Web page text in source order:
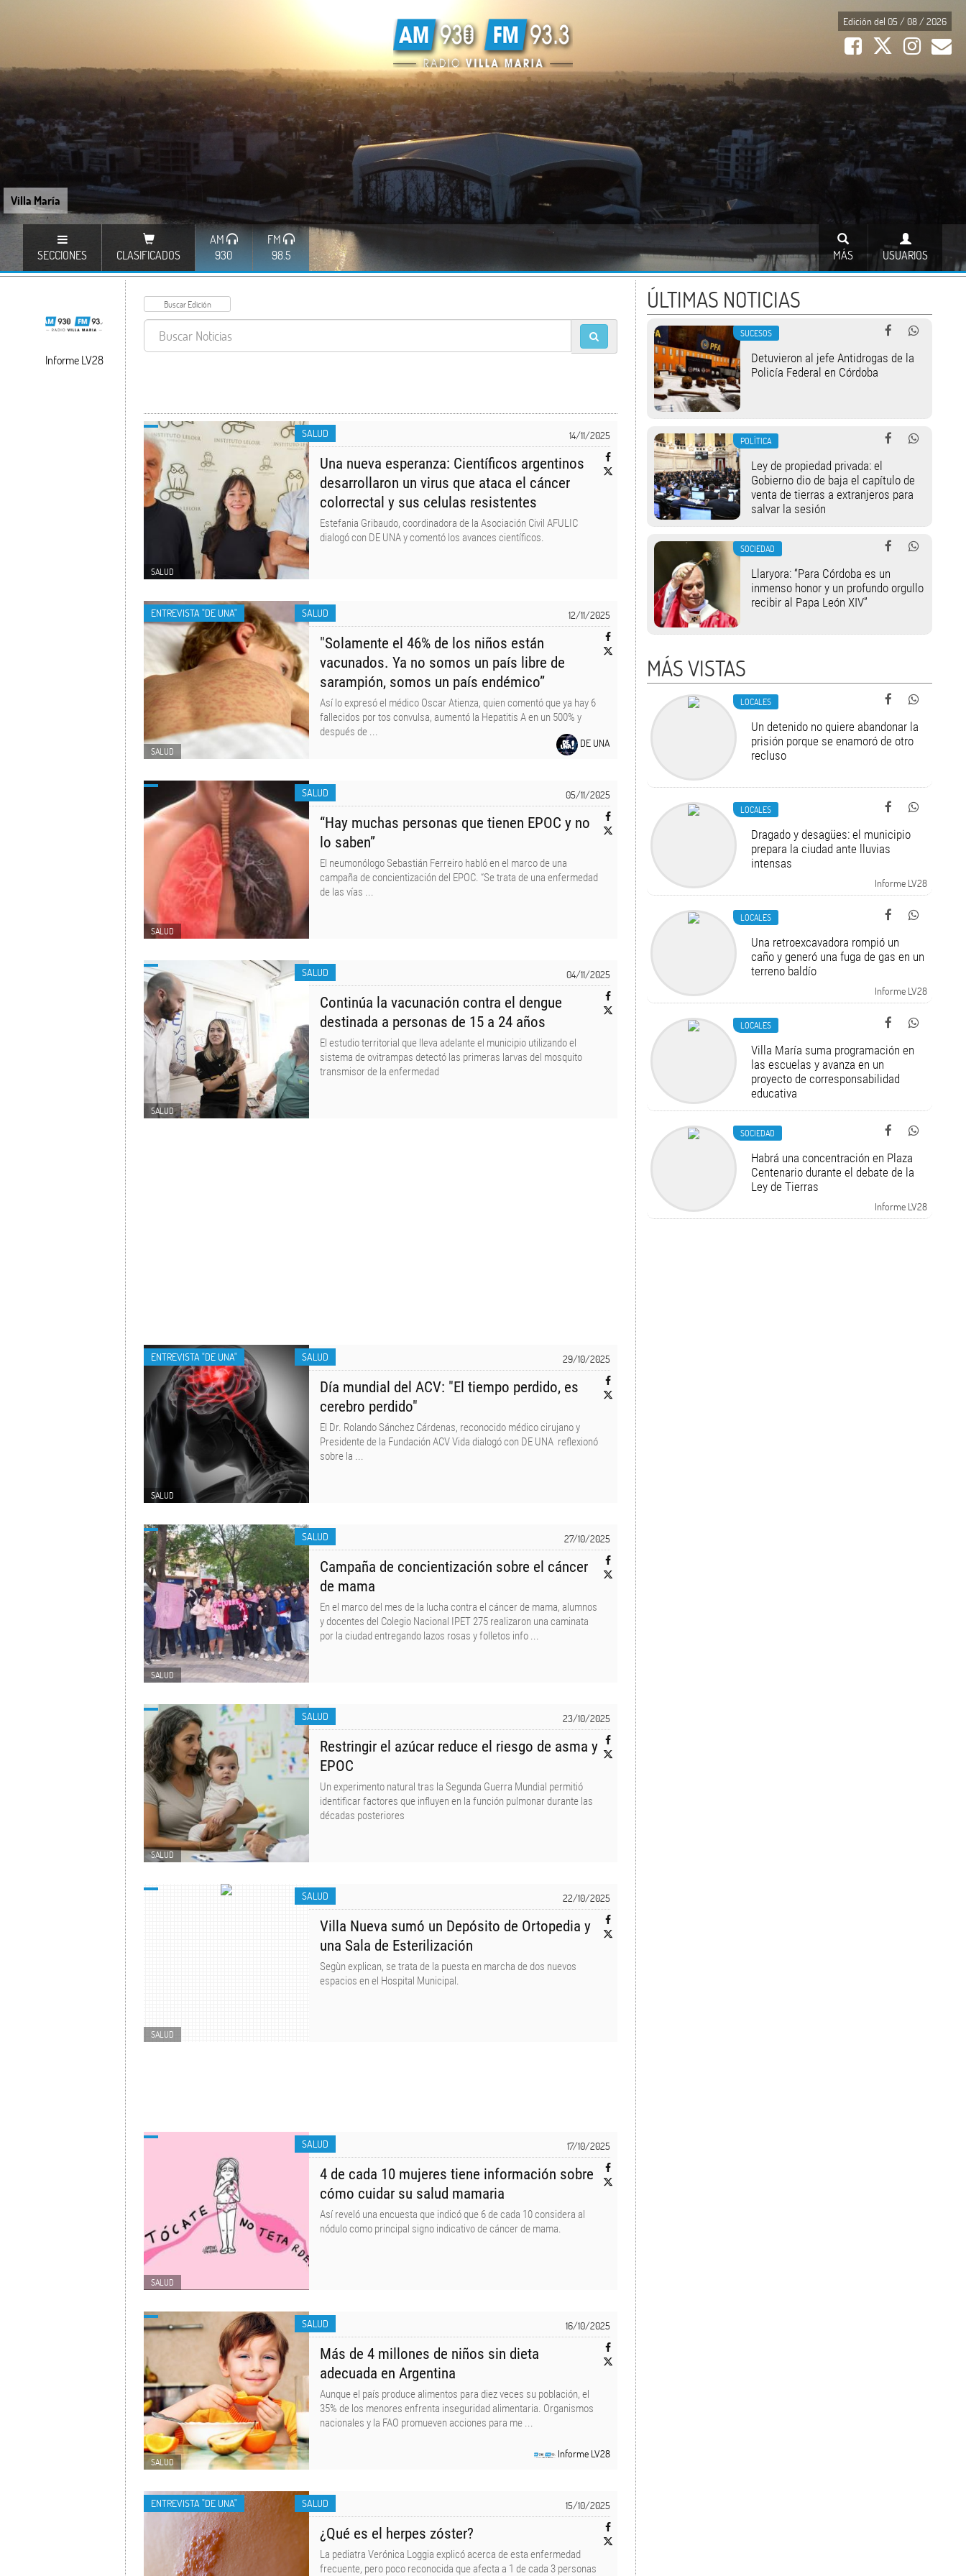
Villa María
Edición del 05 / 08 / 2026
SECCIONES CLASIFICADOS
AM
930
FM
98.5
USUARIOS
MÁS
Informe LV28
14/11/2025
SALUD
SALUD
Una nueva esperanza: Científicos argentinos
desarrollaron un virus que ataca el cáncer
colorrectal y sus celulas resistentes
Estefania Gribaudo, coordinadora de la Asociación Civil AFULIC
dialogó con DE UNA y comentó los avances científicos.
12/11/2025
SALUD
SALUD
"Solamente el 46% de los niños están
vacunados. Ya no somos un país libre de
sarampión, somos un país endémico”
Así lo expresó el médico Oscar Atienza, quien comentó que ya hay 6
fallecidos por tos convulsa, aumentó la Hepatitis A en un 500% y
después de ...
ENTREVISTA "DE UNA"
DE UNA
05/11/2025
SALUD
SALUD
“Hay muchas personas que tienen EPOC y no
lo saben”
​​El neumonólogo Sebastián Ferreiro habló en el marco de una
campaña de concientización del EPOC. “Se trata de una enfermedad
de las vías ...
04/11/2025
SALUD
SALUD
Continúa la vacunación contra el dengue
destinada a personas de 15 a 24 años
El estudio territorial que lleva adelante el municipio utilizando el
sistema de ovitrampas detectó las primeras larvas del mosquito
transmisor de la enfermedad
29/10/2025
SALUD
SALUD
Día mundial del ACV: "El tiempo perdido, es
cerebro perdido"
El Dr. Rolando Sánchez Cárdenas, reconocido médico cirujano y
Presidente de la Fundación ACV Vida dialogó con DE UNA reflexionó
sobre la ...
ENTREVISTA "DE UNA"
27/10/2025
SALUD
SALUD
Campaña de concientización sobre el cáncer
de mama
En el marco del mes de la lucha contra el cáncer de mama, alumnos
y docentes del Colegio Nacional IPET 275 realizaron una caminata
por la ciudad entregando lazos rosas y folletos info ...
23/10/2025
SALUD
SALUD
Restringir el azúcar reduce el riesgo de asma y
EPOC
Un experimento natural tras la Segunda Guerra Mundial permitió
identificar factores que influyen en la función pulmonar durante las
décadas posteriores
22/10/2025
SALUD
SALUD
Villa Nueva sumó un Depósito de Ortopedia y
una Sala de Esterilización
Segùn explican, se trata de la puesta en marcha de dos nuevos
espacios en el Hospital Municipal.
17/10/2025
SALUD
SALUD
4 de cada 10 mujeres tiene información sobre
cómo cuidar su salud mamaria
Así reveló una encuesta que indicó que 6 de cada 10 considera al
nódulo como principal signo indicativo de cáncer de mama.
16/10/2025
SALUD
SALUD
Más de 4 millones de niños sin dieta
adecuada en Argentina
Aunque el país produce alimentos para diez veces su población, el
35% de los menores enfrenta inseguridad alimentaria. Organismos
nacionales y la FAO promueven acciones para me ...
Informe LV28
15/10/2025
SALUD
¿Qué es el herpes zóster?
La pediatra Verónica Loggia explicó acerca de esta enfermedad
frecuente, pero poco reconocida que afecta a 1 de cada 3 personas
ENTREVISTA "DE UNA"
ÚLTIMAS NOTICIAS
SUCESOS
Detuvieron al jefe Antidrogas de la
Policía Federal en Córdoba
POLÍTICA
Ley de propiedad privada: el
Gobierno dio de baja el capítulo de
venta de tierras a extranjeros para
salvar la sesión
SOCIEDAD
Llaryora: “Para Córdoba es un
inmenso honor y un profundo orgullo
recibir al Papa León XIV”
MÁS VISTAS
LOCALES
Un detenido no quiere abandonar la
prisión porque se enamoró de otro
recluso
LOCALES
Dragado y desagües: el municipio
prepara la ciudad ante lluvias
intensas
Informe LV28
LOCALES
Una retroexcavadora rompió un
caño y generó una fuga de gas en un
terreno baldío
Informe LV28
LOCALES
Villa María suma programación en
las escuelas y avanza en un
proyecto de corresponsabilidad
educativa
SOCIEDAD
Habrá una concentración en Plaza
Centenario durante el debate de la
Ley de Tierras
Informe LV28